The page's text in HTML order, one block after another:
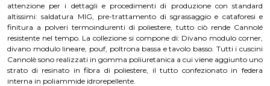
attenzione per i dettagli e procedimenti di produzione con standard
altissimi: saldatura MIG, pre-trattamento di sgrassaggio e cataforesi e
finitura a polveri termoindurenti di poliestere, tutto ciò rende Cannolé
resistente nel tempo. La collezione si compone di: Divano modulo corner,
divano modulo lineare, pouf, poltrona bassa e tavolo basso. Tutti i cuscini
Cannolè sono realizzati in gomma poliuretanica a cui viene aggiunto uno
strato di resinato in fibra di poliestere, il tutto confezionato in federa
interna in poliammide idrorepellente.